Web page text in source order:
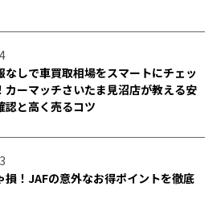
なしで車買取相場をスマートにチェッ
カーマッチさいたま見沼店が教える安
認と高く売るコツ
損！JAFの意外なお得ポイントを徹底